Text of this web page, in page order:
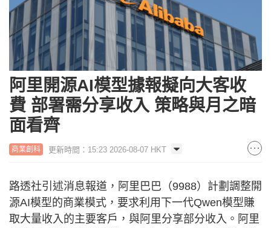
阿里開源AI模型據報擬向大客收
費 部署需分享收入 策略與月之暗
面看齊
商業創科 更新時間：15:23 2026-08-07 HKT
路透社引述消息報道，阿里巴巴（9988）計劃調整開
源AI模型的商業模式，要求利用下一代Qwen模型賺
取大量收入的主要客戶，與阿里分享部分收入。阿里